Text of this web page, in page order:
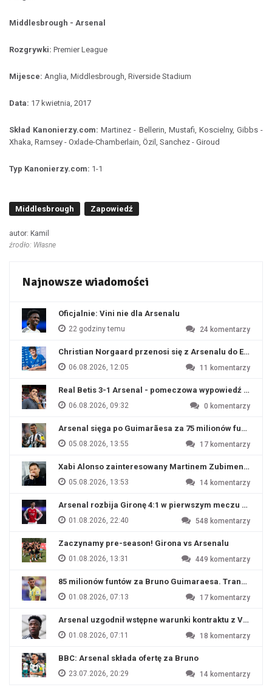
Middlesbrough - Arsenal
Rozgrywki: Premier League
Mijesce: Anglia, Middlesbrough, Riverside Stadium
Data: 17 kwietnia, 2017
Skład Kanonierzy.com: Martinez - Bellerin, Mustafi, Koscielny, Gibbs -
Xhaka, Ramsey - Oxlade-Chamberlain, Özil, Sanchez - Giroud
Typ Kanonierzy.com: 1-1
Middlesbrough Zapowiedź
autor: Kamil
źrodło: Własne
Najnowsze wiadomości
Oficjalnie: Vini nie dla Arsenalu
22 godziny temu 24 komentarzy
Christian Norgaard przenosi się z Arsenalu do
06.08.2026, 12:05 11 komentarzy
Real Betis 3-1 Arsenal - pomeczowa wypowiedź Artety
06.08.2026, 09:32 0 komentarzy
Arsenal sięga po Guimarãesa za 75 milionów funtów
05.08.2026, 13:55 17 komentarzy
Xabi Alonso zainteresowany Martinem Zubimendim
05.08.2026, 13:53 14 komentarzy
Arsenal rozbija Gironę 4:1 w pierwszym meczu
01.08.2026, 22:40 548 komentarzy
Zaczynamy pre-season! Girona vs Arsenalu
01.08.2026, 13:31 449 komentarzy
85 milionów funtów za Bruno Guimaraesa. Transfer
01.08.2026, 07:13 17 komentarzy
Arsenal uzgodnił wstępne warunki kontraktu z
01.08.2026, 07:11 18 komentarzy
BBC: Arsenal składa ofertę za Bruno
23.07.2026, 20:29 14 komentarzy